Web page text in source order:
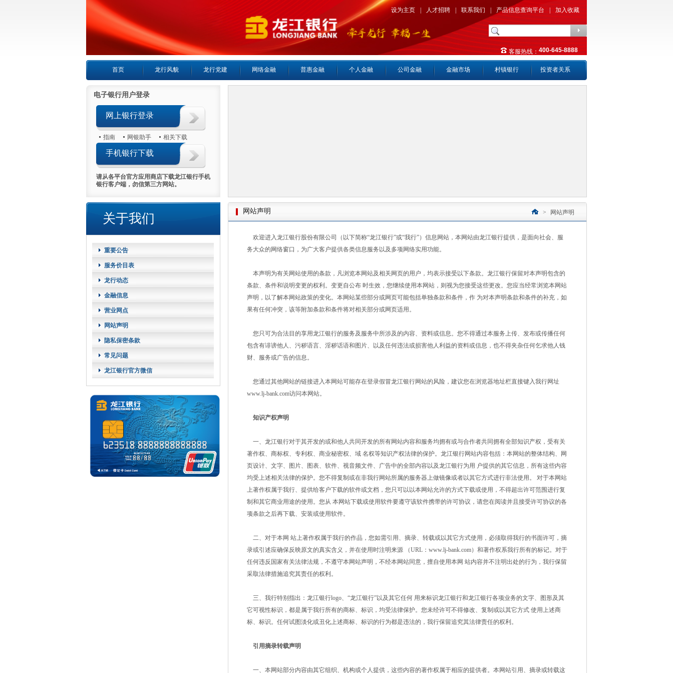
设为主页 人才招聘 联系我们 产品信息查询平台 加入收藏
客服热线：400-645-8888
首页 龙行风貌 龙行党建 网络金融 普惠金融 个人金融 公司金融 金融市场 村镇银行 投资者关系
电子银行用户登录
网上银行登录
指南 网银助手 相关下载
手机银行下载
请从各平台官方应用商店下载龙江银行手机
银行客户端，勿信第三方网站。
关于我们
重要公告
服务价目表
龙行动态
金融信息
营业网点
网站声明
隐私保密条款
常见问题
龙江银行官方微信
网站声明 > 网站声明
欢迎进入龙江银行股份有限公司（以下简称“龙江银行”或“我行”）信息网站，本网站由龙江银行提供，是面向社会、服
务大众的网络窗口，为广大客户提供各类信息服务以及多项网络实用功能。
本声明为有关网站使用的条款，凡浏览本网站及相关网页的用户，均表示接受以下条款。龙江银行保留对本声明包含的
条款、条件和说明变更的权利。变更自公布 时生效，您继续使用本网站，则视为您接受这些更改。您应当经常浏览本网站
声明，以了解本网站政策的变化。本网站某些部分或网页可能包括单独条款和条件，作 为对本声明条款和条件的补充，如
果有任何冲突，该等附加条款和条件将对相关部分或网页适用。
您只可为合法目的享用龙江银行的服务及服务中所涉及的内容、资料或信息。您不得通过本服务上传、发布或传播任何
包含有诽谤他人、污秽语言、淫秽话语和图片、以及任何违法或损害他人利益的资料或信息，也不得夹杂任何乞求他人钱
财、服务或广告的信息。
您通过其他网站的链接进入本网站可能存在登录假冒龙江银行网站的风险，建议您在浏览器地址栏直接键入我行网址
www.lj-bank.com访问本网站。
知识产权声明
一、龙江银行对于其开发的或和他人共同开发的所有网站内容和服务均拥有或与合作者共同拥有全部知识产权，受有关
著作权、商标权、专利权、商业秘密权、域 名权等知识产权法律的保护。龙江银行网站内容包括：本网站的整体结构、网
页设计、文字、图片、图表、软件、视音频文件、广告中的全部内容以及龙江银行为用 户提供的其它信息，所有这些内容
均受上述相关法律的保护。您不得复制或在非我行网站所属的服务器上做镜像或者以其它方式进行非法使用。 对于本网站
上著作权属于我行、提供给客户下载的软件或文档，您只可以以本网站允许的方式下载或使用，不得超出许可范围进行复
制和其它商业用途的使用。您从 本网站下载或使用软件要遵守该软件携带的许可协议，请您在阅读并且接受许可协议的各
项条款之后再下载、安装或使用软件。
二、对于本网 站上著作权属于我行的作品，您如需引用、摘录、转载或以其它方式使用，必须取得我行的书面许可，摘
录或引述应确保反映原文的真实含义，并在使用时注明来源 （URL：www.lj-bank.com）和著作权系我行所有的标记。对于
任何违反国家有关法律法规，不遵守本网站声明，不经本网站同意，擅自使用本网 站内容并不注明出处的行为，我行保留
采取法律措施追究其责任的权利。
三、我行特别指出：龙江银行logo、“龙江银行”以及其它任何 用来标识龙江银行和龙江银行各项业务的文字、图形及其
它可视性标识，都是属于我行所有的商标、标识，均受法律保护。您未经许可不得修改、复制或以其它方式 使用上述商
标、标识。任何试图淡化或丑化上述商标、标识的行为都是违法的，我行保留追究其法律责任的权利。
引用摘录转载声明
一、本网站部分内容由其它组织、机构或个人提供，这些内容的著作权属于相应的提供者。本网站引用、摘录或转载这